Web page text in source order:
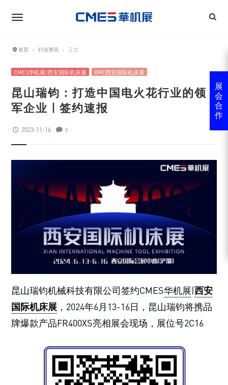
首页 › 行业资讯 › 正文
CMES华机展|西安国际机床展 XME西安国际机床展
昆山瑞钧：打造中国电火花行业的领
军企业 | 签约速报
2023-11-16 0
昆山瑞钧机械科技有限公司签约CMES华机展|西安
国际机床展 ，2024年6月13-16日，昆山瑞钧将携品
牌爆款产品FR400XS亮相展会现场，展位号2C16
展
会
合
作